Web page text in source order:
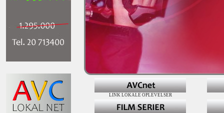
LINK LOKALE OPLEVELSER